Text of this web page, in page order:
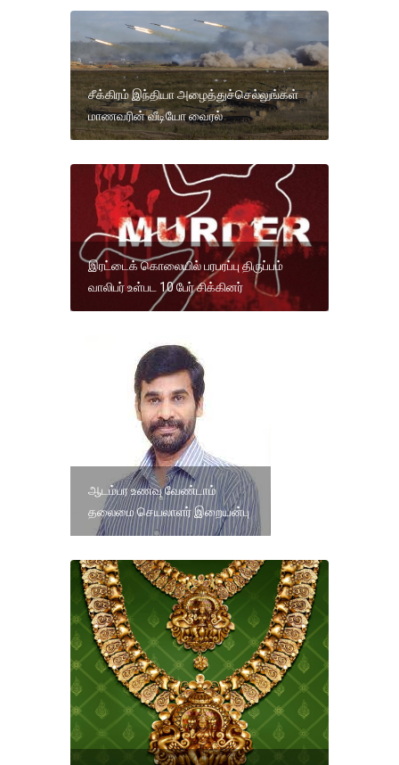
சீக்கிரம் இந்தியா அழைத்துச்செல்லுங்கள்
மாணவரின் வீடியோ வைரல்
இரட்டைக் கொலையில் பரபரப்பு திருப்பம்
வாலிபர் உள்பட 10 பேர் சிக்கினர்
ஆடம்பர உணவு வேண்டாம்
தலைமை செயலாளர் இறையன்பு